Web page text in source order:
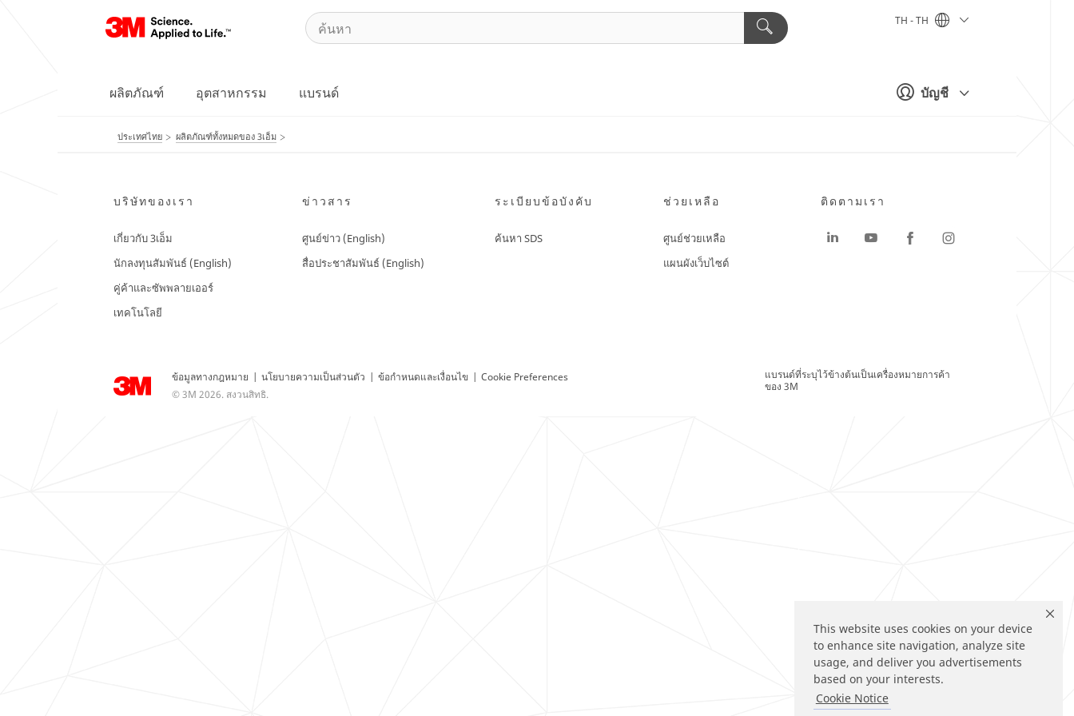
This website uses cookies on your device
to enhance site navigation, analyze site
usage, and deliver you advertisements
based on your interests.
Cookie Notice
บัญชี
TH - TH
ผลิตภัณฑ์ อุตสาหกรรม แบรนด์
ประเทศไทย ผลิตภัณฑ์ทั้งหมดของ 3เอ็ม
บริษัทของเรา
เกี่ยวกับ 3เอ็ม
นักลงทุนสัมพันธ์ (English)
คู่ค้าและซัพพลายเออร์
เทคโนโลยี
ข่าวสาร
ศูนย์ข่าว (English)
สื่อประชาสัมพันธ์ (English)
ระเบียบข้อบังคับ
ค้นหา SDS
ช่วยเหลือ
ศูนย์ช่วยเหลือ
แผนผังเว็บไซต์
ข้อมูลทางกฎหมาย | นโยบายความเป็นส่วนตัว | ข้อกำหนดและเงื่อนไข | Cookie Preferences
© 3M 2026. สงวนสิทธิ.
ติดตามเรา
แบรนด์ที่ระบุไว้ข้างต้นเป็นเครื่องหมายการค้า
ของ 3M